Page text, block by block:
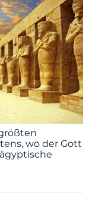
wo der Gott